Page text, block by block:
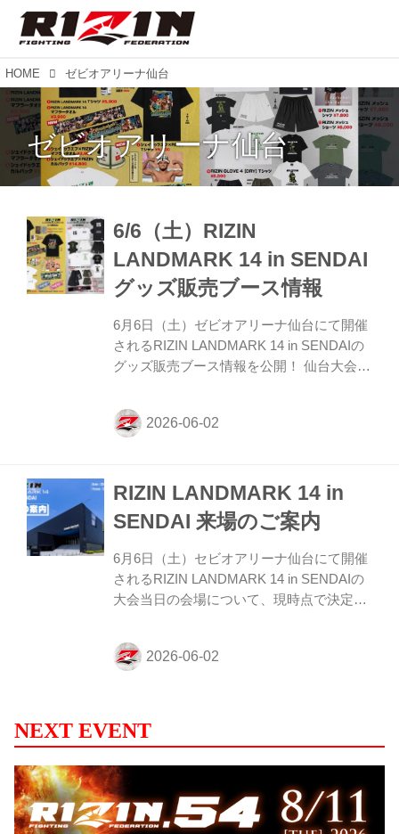
HOME ゼビオアリーナ仙台
ゼビオアリーナ仙台
6/6（土）RIZIN
LANDMARK 14 in SENDAI
グッズ販売ブース情報
6月6日（土）ゼビオアリーナ仙台にて開催
されるRIZIN LANDMARK 14 in SENDAIの
グッズ販売ブース情報を公開！ 仙台大会仕
販売ブースへ立ち寄ろう！ 販売日時 2026
年6月6日（土）9:00〜 ※チケットがなくて
地下鉄南北線「長町駅」北1出口：徒歩 約5
分 ※会場には駐車場がございません。公共
交通機関をご利用ください。 ≫ Googleマ
ップで見る グッズ販売ブース 場所 場外特
設コーナー（杜の広場公園内） ※チケット
をお持ちでなくてもお入りいただ...
RIZIN LANDMARK 14 in
SENDAI 来場のご案内
6月6日（土）セビオアリーナ仙台にて開催
されるRIZIN LANDMARK 14 in SENDAIの
大会当日の会場について、現時点で決定し
ビオアリーナ仙台 会場案内図 アルコール
の持ち込みについて アリーナ内での飲酒・
での販売もございません。 ※アリーナ内に
て万が一飲酒、持ち込みが確認された場
合、退館していただく場合がございますの
で予めご了承ください。 タイムスケジュー
ル一覧 時間 内容 場所等 補足 9:00〜 グッ
ズ販売 杜の広場公園内 ※公園内はチケッ
NEXT EVENT